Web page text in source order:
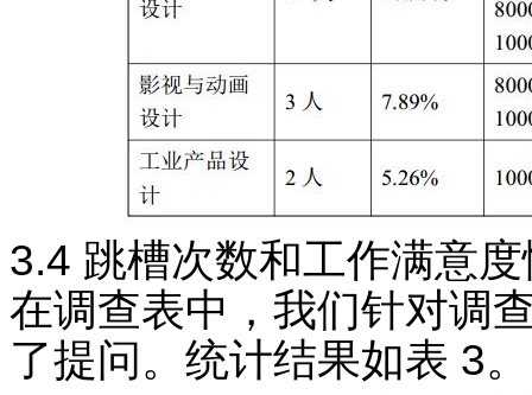
3.4 跳槽次数和工作满意
在调查表中，我们针对调
了提问。统计结果如表 3。